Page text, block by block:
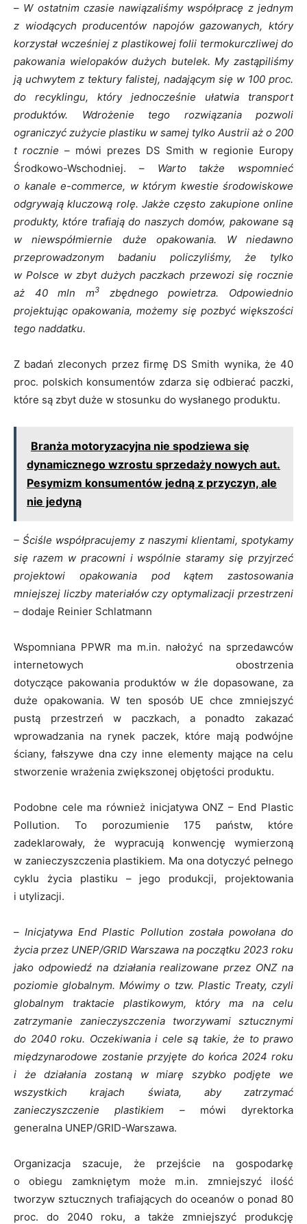
– W ostatnim czasie nawiązaliśmy współpracę z jednym
z wiodących producentów napojów gazowanych, który
korzystał wcześniej z plastikowej folii termokurczliwej do
pakowania wielopaków dużych butelek. My zastąpiliśmy
ją uchwytem z tektury falistej, nadającym się w 100 proc.
do recyklingu, który jednocześnie ułatwia transport
produktów. Wdrożenie tego rozwiązania pozwoli
ograniczyć zużycie plastiku w samej tylko Austrii aż o 200
t rocznie – mówi prezes DS Smith w regionie Europy
Środkowo-Wschodniej. –Warto także wspomnieć
o kanale e-commerce, w którym kwestie środowiskowe
odgrywają kluczową rolę. Jakże często zakupione online
produkty, które trafiają do naszych domów, pakowane są
w niewspółmiernie duże opakowania. W niedawno
przeprowadzonym badaniu policzyliśmy, że tylko
w Polsce w zbyt dużych paczkach przewozi się rocznie
aż 40 mln m3
zbędnego powietrza. Odpowiednio
projektując opakowania, możemy się pozbyć większości
tego naddatku.
Z badań zleconych przez firmę DS Smith wynika, że 40
proc. polskich konsumentów zdarza się odbierać paczki,
które są zbyt duże w stosunku do wysłanego produktu.
Branża motoryzacyjna nie spodziewa się
dynamicznego wzrostu sprzedaży nowych aut.
Pesymizm konsumentów jedną z przyczyn, ale
nie jedyną
– Ściśle współpracujemy z naszymi klientami, spotykamy
się razem w pracowni i wspólnie staramy się przyjrzeć
projektowi opakowania pod kątem zastosowania
mniejszej liczby materiałów czy optymalizacji przestrzeni
– dodaje Reinier Schlatmann
Wspomniana PPWR ma m.in. nałożyć na sprzedawców
internetowych obostrzenia
dotyczące pakowania produktów w źle dopasowane, za
duże opakowania. W ten sposób UE chce zmniejszyć
pustą przestrzeń w paczkach, a ponadto zakazać
wprowadzania na rynek paczek, które mają podwójne
ściany, fałszywe dna czy inne elementy mające na celu
stworzenie wrażenia zwiększonej objętości produktu.
Podobne cele ma również inicjatywa ONZ – End Plastic
Pollution. To porozumienie 175 państw, które
zadeklarowały, że wypracują konwencję wymierzoną
w zanieczyszczenia plastikiem. Ma ona dotyczyć pełnego
cyklu życia plastiku – jego produkcji, projektowania
i utylizacji.
–Inicjatywa End Plastic Pollution została powołana do
życia przez UNEP/GRID Warszawa na początku 2023 roku
jako odpowiedź na działania realizowane przez ONZ na
poziomie globalnym. Mówimy o tzw. Plastic Treaty, czyli
globalnym traktacie plastikowym, który ma na celu
zatrzymanie zanieczyszczenia tworzywami sztucznymi
do 2040 roku. Oczekiwania i cele są takie, że to prawo
międzynarodowe zostanie przyjęte do końca 2024 roku
i że działania zostaną w miarę szybko podjęte we
wszystkich krajach świata, aby zatrzymać
zanieczyszczenie plastikiem –mówi dyrektorka
generalna UNEP/GRID-Warszawa.
Organizacja szacuje, że przejście na gospodarkę
o obiegu zamkniętym może m.in. zmniejszyć ilość
tworzyw sztucznych trafiających do oceanów o ponad 80
proc. do 2040 roku, a także zmniejszyć produkcję